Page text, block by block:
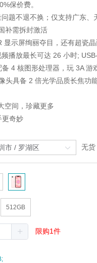
保价费。
题不退不换；仅支持广东
补需拆封激活
显示屏绚丽夺目，还有超瓷
播放最长可达 26 小时;
4 核图形处理器，玩 3A 游
头具备 2 倍光学品质长焦功
空间，珍藏更多
更奇妙
无货
512GB
限购1件